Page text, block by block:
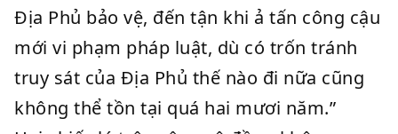
Địa Phủ bảo vệ, đến tận khi ả tấn công cậu
mới vi phạm pháp luật, dù có trốn tránh
truy sát của Địa Phủ thế nào đi nữa cũng
không thể tồn tại quá hai mươi năm.”